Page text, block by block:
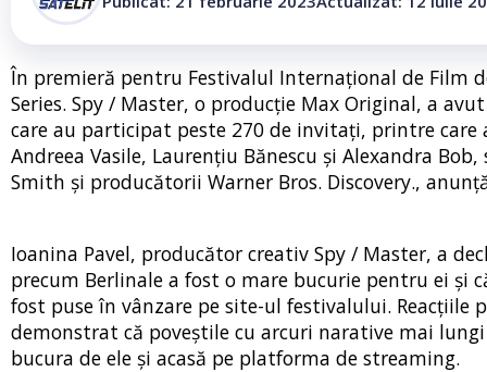
În premieră pentru Festivalul Internațional de Film
Series. Spy / Master, o producție Max Original, a
care au participat peste 270 de invitați, printre care
Andreea Vasile, Laurențiu Bănescu și Alexandra
Smith și producătorii Warner Bros. Discovery.,
Ioanina Pavel, producător creativ Spy / Master, a
precum Berlinale a fost o mare bucurie pentru ei
fost puse în vânzare pe site-ul festivalului.
demonstrat că poveștile cu arcuri narative mai
bucura de ele și acasă pe platforma de streaming.